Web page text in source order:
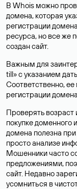
В Whois можно
домена, которая
регистрации
ресурса, но все же
создан сайт.
Важным для
till» с указанием
Соответственно,
регистрации
Проверять
покупке доменного
домена полезна
просто анализе
Мошенники часто
предложениями,
сайт. Недавно
усомниться в